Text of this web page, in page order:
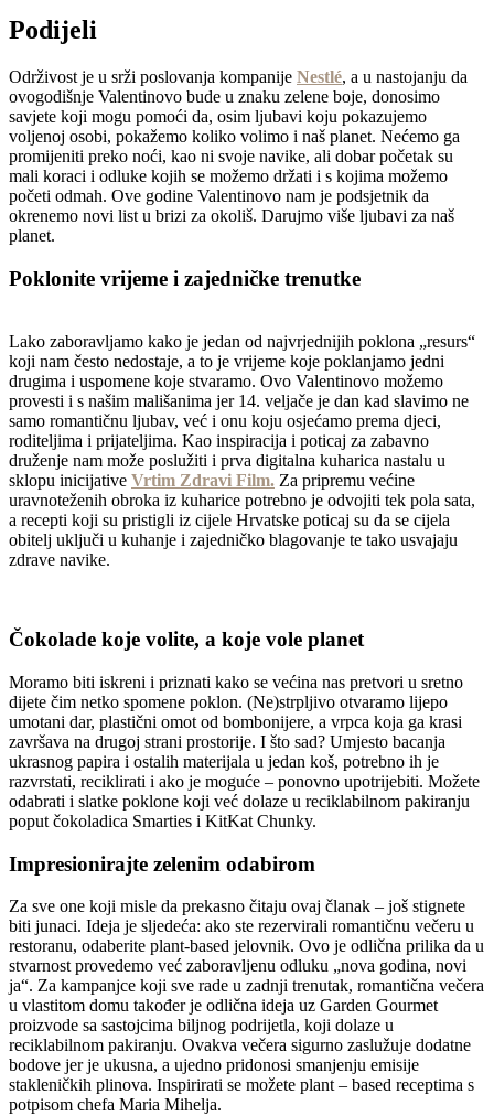
Podijeli
Održivost je u srži poslovanja kompanije Nestlé, a u nastojanju da
ovogodišnje Valentinovo bude u znaku zelene boje, donosimo
savjete koji mogu pomoći da, osim ljubavi koju pokazujemo
voljenoj osobi, pokažemo koliko volimo i naš planet. Nećemo ga
promijeniti preko noći, kao ni svoje navike, ali dobar početak su
mali koraci i odluke kojih se možemo držati i s kojima možemo
početi odmah. Ove godine Valentinovo nam je podsjetnik da
okrenemo novi list u brizi za okoliš. Darujmo više ljubavi za naš
planet.
Poklonite vrijeme i zajedničke trenutke
Lako zaboravljamo kako je jedan od najvrjednijih poklona „resurs“
koji nam često nedostaje, a to je vrijeme koje poklanjamo jedni
drugima i uspomene koje stvaramo. Ovo Valentinovo možemo
provesti i s našim mališanima jer 14. veljače je dan kad slavimo ne
samo romantičnu ljubav, već i onu koju osjećamo prema djeci,
roditeljima i prijateljima. Kao inspiracija i poticaj za zabavno
druženje nam može poslužiti i prva digitalna kuharica nastalu u
sklopu inicijative Vrtim Zdravi Film. Za pripremu većine
uravnoteženih obroka iz kuharice potrebno je odvojiti tek pola sata,
a recepti koji su pristigli iz cijele Hrvatske poticaj su da se cijela
obitelj uključi u kuhanje i zajedničko blagovanje te tako usvajaju
zdrave navike.
Čokolade koje volite, a koje vole planet
Moramo biti iskreni i priznati kako se većina nas pretvori u sretno
dijete čim netko spomene poklon. (Ne)strpljivo otvaramo lijepo
umotani dar, plastični omot od bombonijere, a vrpca koja ga krasi
završava na drugoj strani prostorije. I što sad? Umjesto bacanja
ukrasnog papira i ostalih materijala u jedan koš, potrebno ih je
razvrstati, reciklirati i ako je moguće – ponovno upotrijebiti. Možete
odabrati i slatke poklone koji već dolaze u reciklabilnom pakiranju
poput čokoladica Smarties i KitKat Chunky.
Impresionirajte zelenim odabirom
Za sve one koji misle da prekasno čitaju ovaj članak – još stignete
biti junaci. Ideja je sljedeća: ako ste rezervirali romantičnu večeru u
restoranu, odaberite plant-based jelovnik. Ovo je odlična prilika da u
stvarnost provedemo već zaboravljenu odluku „nova godina, novi
ja“. Za kampanjce koji sve rade u zadnji trenutak, romantična večera
u vlastitom domu također je odlična ideja uz Garden Gourmet
proizvode sa sastojcima biljnog podrijetla, koji dolaze u
reciklabilnom pakiranju. Ovakva večera sigurno zaslužuje dodatne
bodove jer je ukusna, a ujedno pridonosi smanjenju emisije
stakleničkih plinova. Inspirirati se možete plant – based receptima s
potpisom chefa Maria Mihelja.